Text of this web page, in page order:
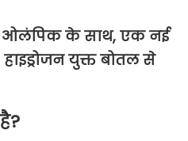
ओलंपिक के साथ, एक नई
युक्त बोतल से